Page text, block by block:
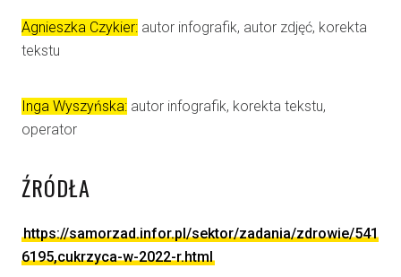
Agnieszka Czykier: autor infografik, autor zdjęć, korekta
tekstu
Inga Wyszyńska: autor infografik, korekta tekstu,
operator
ŹRÓDŁA
https://samorzad.infor.pl/sektor/zadania/zdrowie/541
6195,cukrzyca-w-2022-r.html